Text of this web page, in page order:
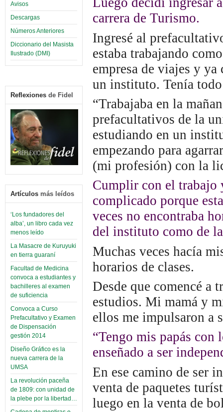
Avisos
Descargas
Números Anteriores
Diccionario del Masista
Ilustrado (DMI)
Reflexiones de Fidel
Artículos más leídos
‘Los fundadores del
alba’, un libro cada vez
menos leído
La Masacre de Kuruyuki
en tierra guaraní
Facultad de Medicina
convoca a estudiantes y
bachilleres al examen
de suficiencia
Convoca a Curso
Prefacultativo y Examen
de Dispensación
gestión 2014
Diseño Gráfico es la
nueva carrera de la
UMSA
La revolución paceña
de 1809: con unidad de
la plebe por la libertad…
carrera de Turismo.
Ingresé al
estaba trabajando
empresa de viajes y
un instituto. Tenía
“Trabajaba en la
prefacultativos de la
estudiando en un
empezando para
(mi profesión) con la
Cumplir con el trabajo
complicado porque
veces no encontraba
del instituto como de
Muchas veces hacía
horarios de clases.
Desde que comencé a
estudios. Mi mamá y
ellos me impulsaron a
“Tengo mis papás con
enseñado a ser
En ese camino de ser
venta de paquetes
luego en la venta de